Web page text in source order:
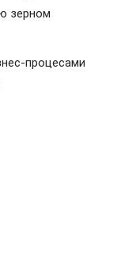
зерном
процесами